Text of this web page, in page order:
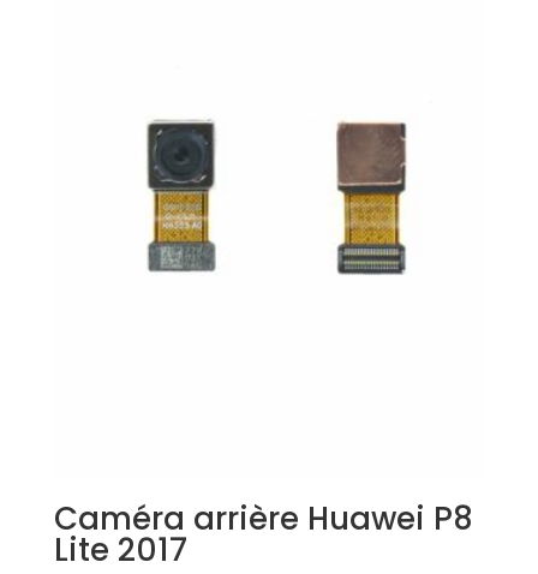
Caméra arrière Huawei P8
Lite 2017